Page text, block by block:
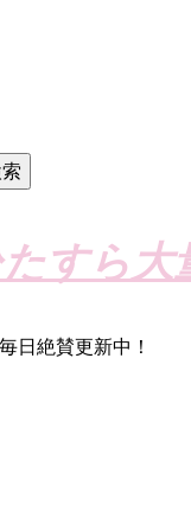
すら
日絶賛更新中！